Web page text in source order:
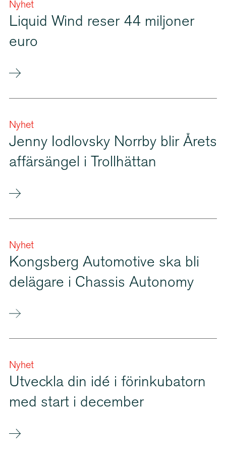
Nyhet
Liquid Wind reser 44 miljoner
euro
Nyhet
Jenny Iodlovsky Norrby blir Årets
affärsängel i Trollhättan
Nyhet
Kongsberg Automotive ska bli
delägare i Chassis Autonomy
Nyhet
Utveckla din idé i förinkubatorn
med start i december